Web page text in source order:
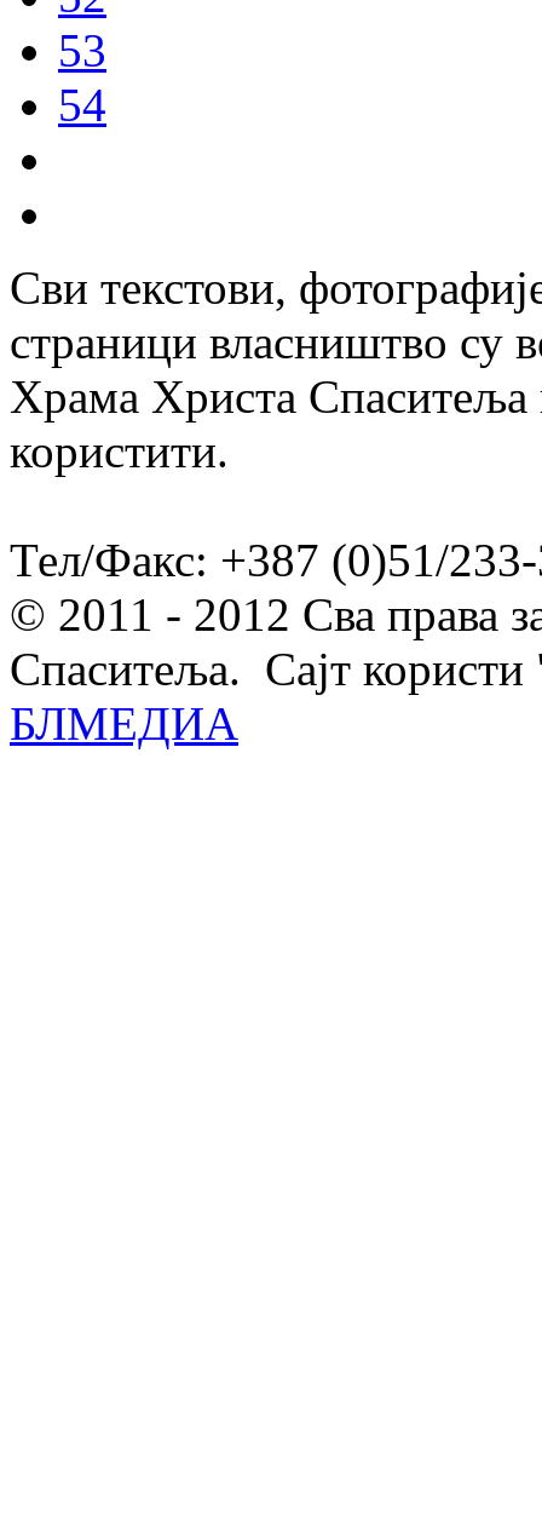
53
54
Сви текстови,
страници власништво су
Храма Христа Спаситеља
користити.
Тел/Факс: +387 (0)51/
© 2011 - 2012 Сва права
Спаситеља. Сајт
БЛМЕДИА